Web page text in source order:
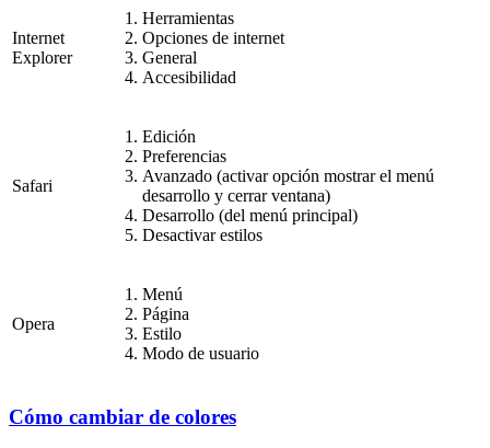
Internet
Explorer
Herramientas
Opciones de internet
General
Accesibilidad
Safari
Edición
Preferencias
Avanzado (activar opción mostrar el menú
desarrollo y cerrar ventana)
Desarrollo (del menú principal)
Desactivar estilos
Opera
Menú
Página
Estilo
Modo de usuario
Cómo cambiar de colores